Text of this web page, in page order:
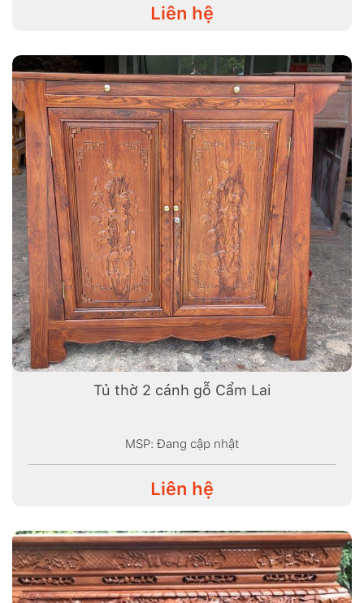
Liên hệ
Tủ thờ 2 cánh gỗ Cẩm Lai
MSP: Đang cập nhật
Liên hệ